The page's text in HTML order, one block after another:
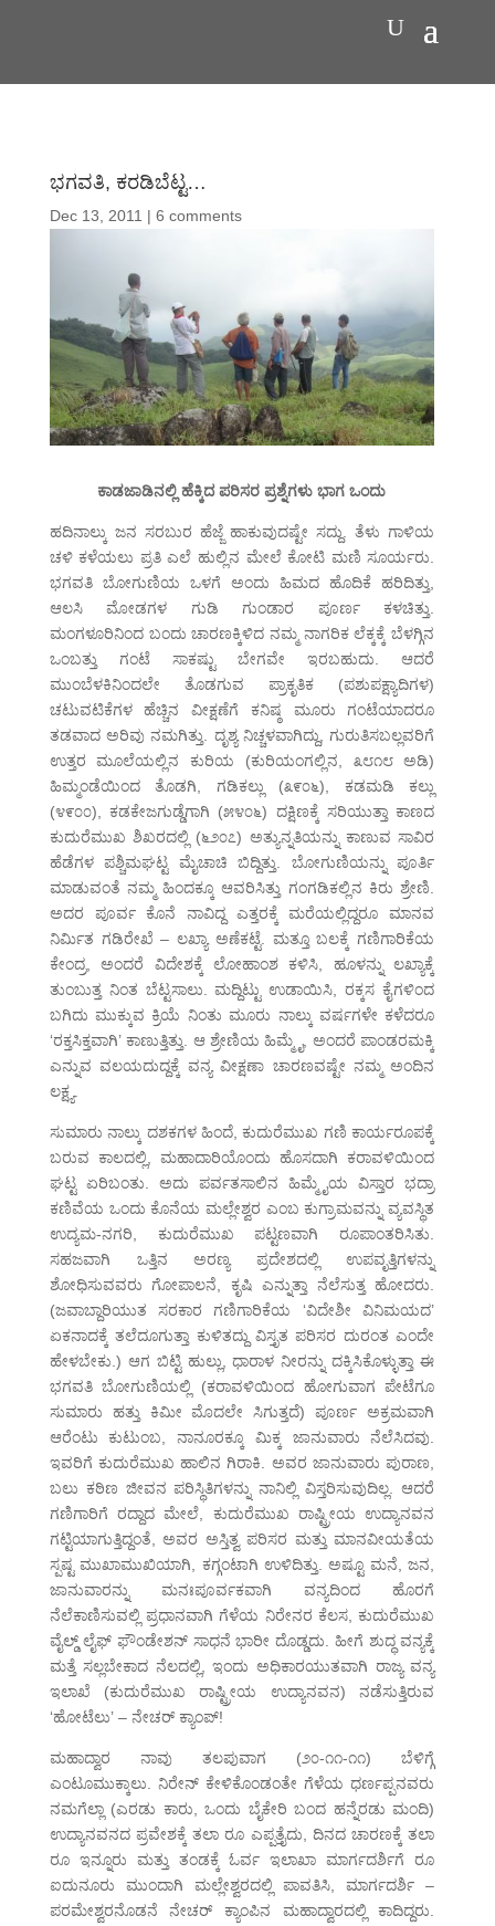
ಭಗವತಿ, ಕರಡಿಬೆಟ್ಟ…
Dec 13, 2011 | 6 comments
ಕಾಡಜಾಡಿನಲ್ಲಿ ಹೆಕ್ಕಿದ ಪರಿಸರ ಪ್ರಶ್ನೆಗಳು ಭಾಗ ಒಂದು
ಹದಿನಾಲ್ಕು ಜನ ಸರಬುರ ಹೆಜ್ಜೆ ಹಾಕುವುದಷ್ಟೇ ಸದ್ದು. ತೆಳು ಗಾಳಿಯ
ಚಳಿ ಕಳೆಯಲು ಪ್ರತಿ ಎಲೆ ಹುಲ್ಲಿನ ಮೇಲೆ ಕೋಟಿ ಮಣಿ ಸೂರ್ಯರು.
ಭಗವತಿ ಬೋಗುಣಿಯ ಒಳಗೆ ಅಂದು ಹಿಮದ ಹೊದಿಕೆ ಹರಿದಿತ್ತು,
ಆಲಸಿ ಮೋಡಗಳ ಗುಡಿ ಗುಂಡಾರ ಪೂರ್ಣ ಕಳಚಿತ್ತು.
ಮಂಗಳೂರಿನಿಂದ ಬಂದು ಚಾರಣಕ್ಕಿಳಿದ ನಮ್ಮ ನಾಗರಿಕ ಲೆಕ್ಕಕ್ಕೆ ಬೆಳಗ್ಗಿನ
ಒಂಬತ್ತು ಗಂಟೆ ಸಾಕಷ್ಟು ಬೇಗವೇ ಇರಬಹುದು. ಆದರೆ
ಮುಂಬೆಳಕಿನಿಂದಲೇ ತೊಡಗುವ ಪ್ರಾಕೃತಿಕ (ಪಶುಪಕ್ಷ್ಯಾದಿಗಳ)
ಚಟುವಟಿಕೆಗಳ ಹೆಚ್ಚಿನ ವೀಕ್ಷಣೆಗೆ ಕನಿಷ್ಠ ಮೂರು ಗಂಟೆಯಾದರೂ
ತಡವಾದ ಅರಿವು ನಮಗಿತ್ತು. ದೃಶ್ಯ ನಿಚ್ಚಳವಾಗಿದ್ದು, ಗುರುತಿಸಬಲ್ಲವರಿಗೆ
ಉತ್ತರ ಮೂಲೆಯಲ್ಲಿನ ಕುರಿಯ (ಕುರಿಯಂಗಲ್ಲಿನ, ೩೮೧೮ ಅಡಿ)
ಹಿಮ್ಮಂಡೆಯಿಂದ ತೊಡಗಿ, ಗಡಿಕಲ್ಲು (೩೯೦೬), ಕಡಮಡಿ ಕಲ್ಲು
(೪೯೦೦), ಕಡಕೇಜಗುಡ್ಡೆಗಾಗಿ (೫೪೦೬) ದಕ್ಷಿಣಕ್ಕೆ ಸರಿಯುತ್ತಾ ಕಾಣದ
ಕುದುರೆಮುಖ ಶಿಖರದಲ್ಲಿ (೬೨೦೭) ಅತ್ಯುನ್ನತಿಯನ್ನು ಕಾಣುವ ಸಾವಿರ
ಹೆಡೆಗಳ ಪಶ್ಚಿಮಘಟ್ಟ ಮೈಚಾಚಿ ಬಿದ್ದಿತ್ತು. ಬೋಗುಣಿಯನ್ನು ಪೂರ್ತಿ
ಮಾಡುವಂತೆ ನಮ್ಮ ಹಿಂದಕ್ಕೂ ಆವರಿಸಿತ್ತು ಗಂಗಡಿಕಲ್ಲಿನ ಕಿರು ಶ್ರೇಣಿ.
ಅದರ ಪೂರ್ವ ಕೊನೆ ನಾವಿದ್ದ ಎತ್ತರಕ್ಕೆ ಮರೆಯಲ್ಲಿದ್ದರೂ ಮಾನವ
ನಿರ್ಮಿತ ಗಡಿರೇಖೆ – ಲಖ್ಯಾ ಅಣೆಕಟ್ಟೆ. ಮತ್ತೂ ಬಲಕ್ಕೆ ಗಣಿಗಾರಿಕೆಯ
ಕೇಂದ್ರ, ಅಂದರೆ ವಿದೇಶಕ್ಕೆ ಲೋಹಾಂಶ ಕಳಿಸಿ, ಹೂಳನ್ನು ಲಖ್ಯಾಕ್ಕೆ
ತುಂಬುತ್ತ ನಿಂತ ಬೆಟ್ಟಸಾಲು. ಮದ್ದಿಟ್ಟು ಉಡಾಯಿಸಿ, ರಕ್ಕಸ ಕೈಗಳಿಂದ
ಬಗಿದು ಮುಕ್ಕುವ ಕ್ರಿಯೆ ನಿಂತು ಮೂರು ನಾಲ್ಕು ವರ್ಷಗಳೇ ಕಳೆದರೂ
‘ರಕ್ತಸಿಕ್ತವಾಗಿ’ ಕಾಣುತ್ತಿತ್ತು. ಆ ಶ್ರೇಣಿಯ ಹಿಮ್ಮೈ, ಅಂದರೆ ಪಾಂಡರಮಕ್ಕಿ
ಎನ್ನುವ ವಲಯದುದ್ದಕ್ಕೆ ವನ್ಯ ವೀಕ್ಷಣಾ ಚಾರಣವಷ್ಟೇ ನಮ್ಮ ಅಂದಿನ
ಲಕ್ಷ್ಯ.
ಸುಮಾರು ನಾಲ್ಕು ದಶಕಗಳ ಹಿಂದೆ, ಕುದುರೆಮುಖ ಗಣಿ ಕಾರ್ಯರೂಪಕ್ಕೆ
ಬರುವ ಕಾಲದಲ್ಲಿ, ಮಹಾದಾರಿಯೊಂದು ಹೊಸದಾಗಿ ಕರಾವಳಿಯಿಂದ
ಘಟ್ಟ ಏರಿಬಂತು. ಅದು ಪರ್ವತಸಾಲಿನ ಹಿಮ್ಮೈಯ ವಿಸ್ತಾರ ಭದ್ರಾ
ಕಣಿವೆಯ ಒಂದು ಕೊನೆಯ ಮಲ್ಲೇಶ್ವರ ಎಂಬ ಕುಗ್ರಾಮವನ್ನು ವ್ಯವಸ್ಥಿತ
ಉದ್ಯಮ-ನಗರಿ, ಕುದುರೆಮುಖ ಪಟ್ಟಣವಾಗಿ ರೂಪಾಂತರಿಸಿತು.
ಸಹಜವಾಗಿ ಒತ್ತಿನ ಅರಣ್ಯ ಪ್ರದೇಶದಲ್ಲಿ ಉಪವೃತ್ತಿಗಳನ್ನು
ಶೋಧಿಸುವವರು ಗೋಪಾಲನೆ, ಕೃಷಿ ಎನ್ನುತ್ತಾ ನೆಲೆಸುತ್ತ ಹೋದರು.
(ಜವಾಬ್ದಾರಿಯುತ ಸರಕಾರ ಗಣಿಗಾರಿಕೆಯ ‘ವಿದೇಶೀ ವಿನಿಮಯದ’
ಏಕನಾದಕ್ಕೆ ತಲೆದೂಗುತ್ತಾ ಕುಳಿತದ್ದು ವಿಸ್ತೃತ ಪರಿಸರ ದುರಂತ ಎಂದೇ
ಹೇಳಬೇಕು.) ಆಗ ಬಿಟ್ಟಿ ಹುಲ್ಲು, ಧಾರಾಳ ನೀರನ್ನು ದಕ್ಕಿಸಿಕೊಳ್ಳುತ್ತಾ ಈ
ಭಗವತಿ ಬೋಗುಣಿಯಲ್ಲಿ (ಕರಾವಳಿಯಿಂದ ಹೋಗುವಾಗ ಪೇಟೆಗೂ
ಸುಮಾರು ಹತ್ತು ಕಿಮೀ ಮೊದಲೇ ಸಿಗುತ್ತದೆ) ಪೂರ್ಣ ಅಕ್ರಮವಾಗಿ
ಆರೆಂಟು ಕುಟುಂಬ, ನಾನೂರಕ್ಕೂ ಮಿಕ್ಕ ಜಾನುವಾರು ನೆಲೆಸಿದವು.
ಇವರಿಗೆ ಕುದುರೆಮುಖ ಹಾಲಿನ ಗಿರಾಕಿ. ಅವರ ಜಾನುವಾರು ಪುರಾಣ,
ಬಲು ಕಠಿಣ ಜೀವನ ಪರಿಸ್ಥಿತಿಗಳನ್ನು ನಾನಿಲ್ಲಿ ವಿಸ್ತರಿಸುವುದಿಲ್ಲ. ಆದರೆ
ಗಣಿಗಾರಿಗೆ ರದ್ದಾದ ಮೇಲೆ, ಕುದುರೆಮುಖ ರಾಷ್ಟ್ರೀಯ ಉದ್ಯಾನವನ
ಗಟ್ಟಿಯಾಗುತ್ತಿದ್ದಂತೆ, ಅವರ ಅಸ್ತಿತ್ವ ಪರಿಸರ ಮತ್ತು ಮಾನವೀಯತೆಯ
ಸ್ಪಷ್ಟ ಮುಖಾಮುಖಿಯಾಗಿ, ಕಗ್ಗಂಟಾಗಿ ಉಳಿದಿತ್ತು. ಅಷ್ಟೂ ಮನೆ, ಜನ,
ಜಾನುವಾರನ್ನು ಮನಃಪೂರ್ವಕವಾಗಿ ವನ್ಯದಿಂದ ಹೊರಗೆ
ನೆಲೆಕಾಣಿಸುವಲ್ಲಿ ಪ್ರಧಾನವಾಗಿ ಗೆಳೆಯ ನಿರೇನರ ಕೆಲಸ, ಕುದುರೆಮುಖ
ವೈಲ್ಡ್ ಲೈಫ್ ಫೌಂಡೇಶನ್ ಸಾಧನೆ ಭಾರೀ ದೊಡ್ಡದು. ಹೀಗೆ ಶುದ್ಧ ವನ್ಯಕ್ಕೆ
ಮತ್ತೆ ಸಲ್ಲಬೇಕಾದ ನೆಲದಲ್ಲಿ, ಇಂದು ಅಧಿಕಾರಯುತವಾಗಿ ರಾಜ್ಯ ವನ್ಯ
ಇಲಾಖೆ (ಕುದುರೆಮುಖ ರಾಷ್ಟ್ರೀಯ ಉದ್ಯಾನವನ) ನಡೆಸುತ್ತಿರುವ
‘ಹೋಟೆಲು’ – ನೇಚರ್ ಕ್ಯಾಂಪ್!
ಮಹಾದ್ವಾರ ನಾವು ತಲಪುವಾಗ (೨೦-೧೧-೧೧) ಬೆಳಿಗ್ಗೆ
ಎಂಟೂಮುಕ್ಕಾಲು. ನಿರೇನ್ ಕೇಳಿಕೊಂಡಂತೇ ಗೆಳೆಯ ಧರ್ಣಪ್ಪನವರು
ನಮಗೆಲ್ಲಾ (ಎರಡು ಕಾರು, ಒಂದು ಬೈಕೇರಿ ಬಂದ ಹನ್ನೆರಡು ಮಂದಿ)
ಉದ್ಯಾನವನದ ಪ್ರವೇಶಕ್ಕೆ ತಲಾ ರೂ ಎಪ್ಪತ್ತೈದು, ದಿನದ ಚಾರಣಕ್ಕೆ ತಲಾ
ರೂ ಇನ್ನೂರು ಮತ್ತು ತಂಡಕ್ಕೆ ಓರ್ವ ಇಲಾಖಾ ಮಾರ್ಗದರ್ಶಿಗೆ ರೂ
ಐದುನೂರು ಮುಂದಾಗಿ ಮಲ್ಲೇಶ್ವರದಲ್ಲಿ ಪಾವತಿಸಿ, ಮಾರ್ಗದರ್ಶಿ –
ಪರಮೇಶ್ವರನೊಡನೆ ನೇಚರ್ ಕ್ಯಾಂಪಿನ ಮಹಾದ್ವಾರದಲ್ಲಿ ಕಾದಿದ್ದರು.